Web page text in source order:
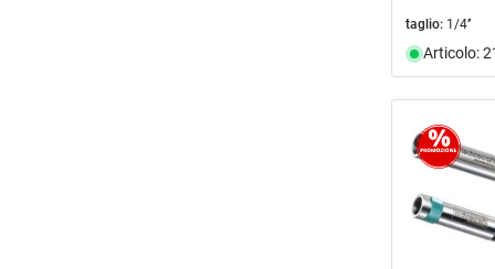
taglio: 1/4’’
Articolo: